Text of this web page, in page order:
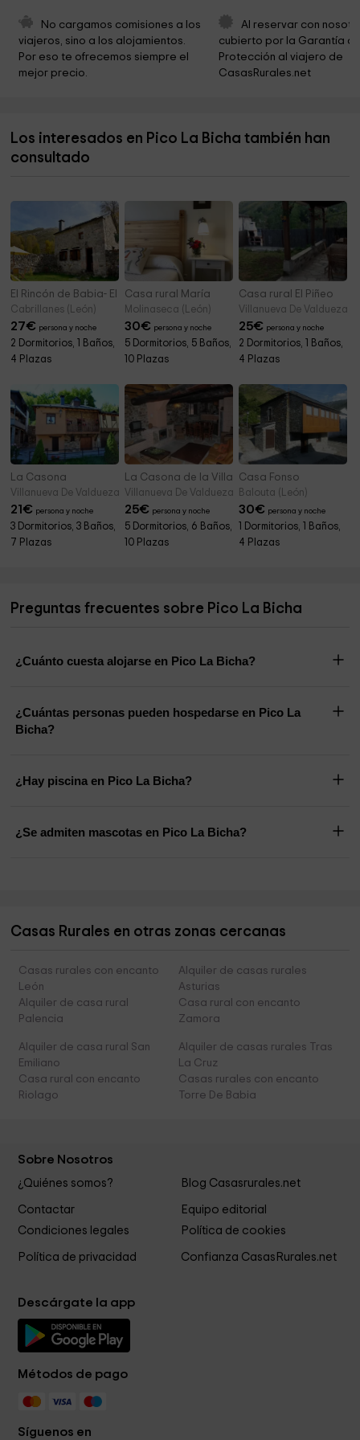
Ermita Nuestra Señora de Trobaniellu
Cementerio de Rabanal de Luna
Parroquia de El Salvador de Riolago 9,1 km
Cementerio de Sena de Luna 9,3 km
No cargamos comisiones a los
viajeros, sino a los alojamientos.
Por eso te ofrecemos siempre el
mejor precio.
Al reservar con
cubierto por la Garantía
Protección al viajero de
CasasRurales.net
Los interesados en Pico La Bicha también han
consultado
El Rincón de Babia- El Calecho del Rincón
Cabrillanes (León)
27€ persona y noche
2 Dormitorios, 1 Baños,
4 Plazas
Casa rural María
Molinaseca (León)
30€ persona y noche
5 Dormitorios, 5 Baños,
10 Plazas
Casa rural El Piñeo
Villanueva De Valdueza
25€ persona y noche
2 Dormitorios, 1 Baños,
4 Plazas
La Casona
Villanueva De Valdueza (León)
21€ persona y noche
3 Dormitorios, 3 Baños,
7 Plazas
La Casona de la Villa
Villanueva De Valdueza (León)
25€ persona y noche
5 Dormitorios, 6 Baños,
10 Plazas
Casa Fonso
Balouta (León)
30€ persona y noche
1 Dormitorios, 1 Baños,
4 Plazas
Preguntas frecuentes sobre Pico La Bicha
¿Cuánto cuesta alojarse en Pico La Bicha?
¿Cuántas personas pueden hospedarse en Pico La
Bicha?
¿Hay piscina en Pico La Bicha?
¿Se admiten mascotas en Pico La Bicha?
Casas Rurales en otras zonas cercanas
Casas rurales con encanto
León
Alquiler de casas rurales
Asturias
Alquiler de casa rural
Palencia
Casa rural con encanto
Zamora
Alquiler de casa rural San
Emiliano
Alquiler de casas rurales Tras
La Cruz
Casa rural con encanto
Riolago
Casas rurales con encanto
Torre De Babia
Sobre Nosotros
¿Quiénes somos? Blog Casasrurales.net
Contactar
Equipo editorial
Condiciones legales
Política de cookies
Política de privacidad Confianza CasasRurales.net
Descárgate la app
Métodos de pago
Síguenos en